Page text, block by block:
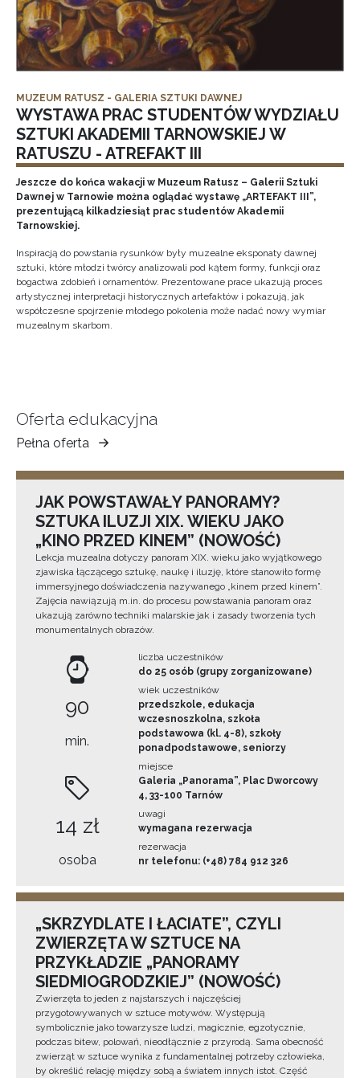
MUZEUM RATUSZ - GALERIA SZTUKI DAWNEJ
WYSTAWA PRAC STUDENTÓW WYDZIAŁU
SZTUKI AKADEMII TARNOWSKIEJ W
RATUSZU - ATREFAKT III
Jeszcze do końca wakacji w Muzeum Ratusz – Galerii Sztuki
Dawnej w Tarnowie można oglądać wystawę „ARTEFAKT III”,
prezentującą kilkadziesiąt prac studentów Akademii
Tarnowskiej.
Inspiracją do powstania rysunków były muzealne eksponaty dawnej
sztuki, które młodzi twórcy analizowali pod kątem formy, funkcji oraz
bogactwa zdobień i ornamentów. Prezentowane prace ukazują proces
artystycznej interpretacji historycznych artefaktów i pokazują, jak
współczesne spojrzenie młodego pokolenia może nadać nowy wymiar
muzealnym skarbom.
Oferta edukacyjna
Pełna oferta
Muzeum
Ziemi
JAK POWSTAWAŁY PANORAMY?
SZTUKA ILUZJI XIX. WIEKU JAKO
„KINO PRZED KINEM” (NOWOŚĆ)
Lekcja muzealna dotyczy panoram XIX. wieku jako wyjątkowego
zjawiska łączącego sztukę, naukę i iluzję, które stanowiło formę
immersyjnego doświadczenia nazywanego „kinem przed kinem”.
Zajęcia nawiązują m.in. do procesu powstawania panoram oraz
ukazują zarówno techniki malarskie jak i zasady tworzenia tych
monumentalnych obrazów.
90
min.
14 zł
osoba
liczba uczestników
do 25 osób (grupy zorganizowane)
wiek uczestników
przedszkole, edukacja
wczesnoszkolna, szkoła
podstawowa (kl. 4-8), szkoły
ponadpodstawowe, seniorzy
miejsce
Galeria „Panorama”, Plac Dworcowy
4, 33-100 Tarnów
uwagi
wymagana rezerwacja
rezerwacja
nr telefonu: (+48) 784 912 326
„SKRZYDLATE I ŁACIATE”, CZYLI
ZWIERZĘTA W SZTUCE NA
PRZYKŁADZIE „PANORAMY
SIEDMIOGRODZKIEJ” (NOWOŚĆ)
Zwierzęta to jeden z najstarszych i najczęściej
przygotowywanych w sztuce motywów. Występują
symbolicznie jako towarzysze ludzi, magicznie, egzotycznie,
podczas bitew, polowań, nieodłącznie z przyrodą. Sama obecność
zwierząt w sztuce wynika z fundamentalnej potrzeby człowieka,
by określić relację między sobą a światem innych istot. Część